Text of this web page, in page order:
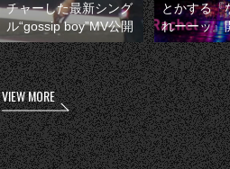
チャーした最新シング
ル“gossip boy”MV公開
とかする『
れーーッ』
VIEW MORE